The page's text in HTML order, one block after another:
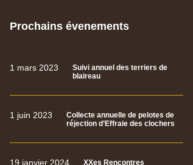
Prochains évenements
1 mars 2023
Suivi annuel des terriers de
blaireau
1 juin 2023
Collecte annuelle de pelotes de
réjection d’Effraie des clochers
19 janvier 2024 XXes Rencontres